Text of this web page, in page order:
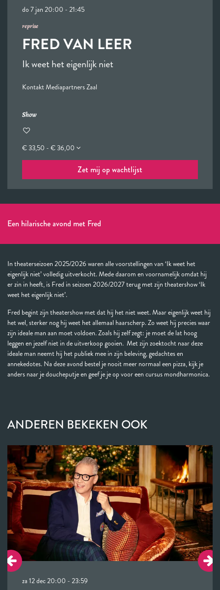
FRED VAN LEER
Ik weet het eigenlijk niet
reprise
do 7 jan 20:00 - 21:45
Kontakt Mediapartners Zaal
Show
€ 33,50 - € 36,00
Zet mij op wachtlijst
Een hilarische avond met Fred
In theaterseizoen 2025/2026 waren alle voorstellingen van ‘Ik weet het
eigenlijk niet’ volledig uitverkocht. Mede daarom en voornamelijk omdat hij
er zin in heeft, is Fred in seizoen 2026/2027 terug met zijn theatershow ‘Ik
weet het eigenlijk niet’.
Fred begint zijn theatershow met dat hij het niet weet. Maar eigenlijk weet hij
het wel, sterker nog hij weet het allemaal haarscherp. Zo weet hij precies waar
zijn ideale man aan moet voldoen. Zoals hij zelf zegt: je moet de lat hoog
leggen en jezelf niet in de uitverkoop gooien. Met zijn zoektocht naar deze
ideale man neemt hij het publiek mee in zijn beleving, gedachtes en
annekedotes. Na deze avond bestel je nooit meer normaal een pizza, kijk je
anders naar je doucheputje en geef je je op voor een cursus mondharmonica.
ANDEREN BEKEKEN OOK
za 12 dec20:00 - 23:59